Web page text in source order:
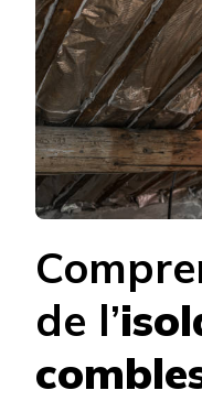
de l’